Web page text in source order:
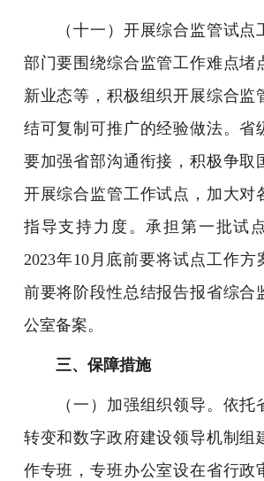
（十一）开展综合监管试点
部门要围绕综合监管工作难点堵
新业态等，积极组织开展综合监
结可复制可推广的经验做法。省
要加强省部沟通衔接，积极争取
开展综合监管工作试点，加大对
指导支持力度。承担第一批试
2023年10月底前要将试点工作方
前要将阶段性总结报告报省综合
公室备案。
三、保障措施
（一）加强组织领导。依托
转变和数字政府建设领导机制组
作专班，专班办公室设在省行政